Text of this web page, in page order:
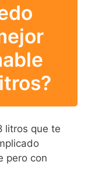
litros que te
pero con